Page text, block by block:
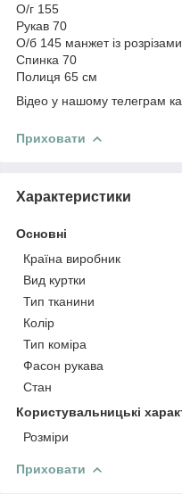
О/г 155
Рукав 70
О/б 145 манжет із розрізами
Спинка 70
Полиця 65 см
Відео у нашому телеграм
Приховати
Характеристики
Основні
Країна виробник
Вид куртки
Тип тканини
Колір
Тип коміра
Фасон рукава
Стан
Користувальницькі
Розміри
Приховати